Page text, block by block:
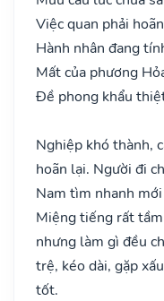
Việc quan phải
Hành nhân đang
Mất của phương
Đề phong khẩu
Nghiệp khó thành,
hoãn lại. Người đi
Nam tìm nhanh
Miệng tiếng rất
nhưng làm gì đều
trệ, kéo dài, gặp
tốt.